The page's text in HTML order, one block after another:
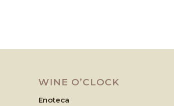
WINE O’CLOCK
Enoteca